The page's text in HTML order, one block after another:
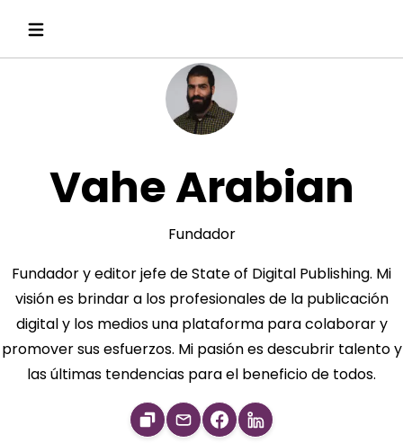
Vahe Arabian
Fundador
Fundador y editor jefe de State of Digital Publishing. Mi
visión es brindar a los profesionales de la publicación
digital y los medios una plataforma para colaborar y
promover sus esfuerzos. Mi pasión es descubrir talento y
las últimas tendencias para el beneficio de todos.